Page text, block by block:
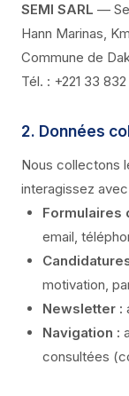
SEMI SARL —
Hann Marinas,
Commune de
Tél. : +221 33
2. Données
Nous collectons
interagissez
Formulaires
email,
motivation,
Newsletter :
Navigation :
consultées